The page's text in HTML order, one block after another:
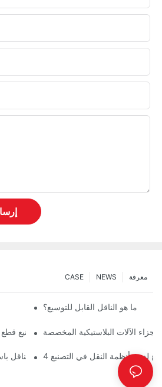
معرفة NEWS
CASE
ناقل ما هو الناقل القابل للتوسيع؟
ما أهمية اختيار شركة موثوقة لتصنيع قطع
الآلات البلاستيكية المخصصة
ضمان التشغيل السلس لأجزاء الناقل
لدمج أنظمة النقل في التصنيع